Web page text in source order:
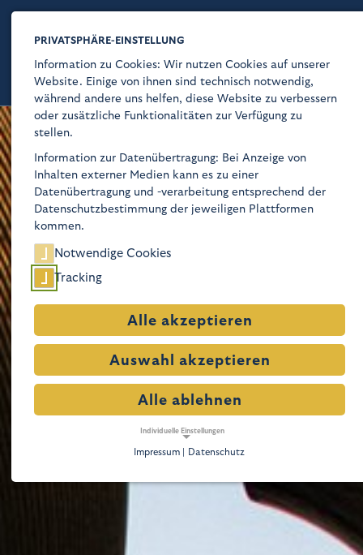
Kaiser-Wilhelm-Gedächtnis-Kirche
Über
Glaube
Programm
Besuch
Geschichte
PRIVATSPHÄRE-EINSTELLUNG
Information zu Cookies: Wir nutzen Cookies auf unserer
Website. Einige von ihnen sind technisch notwendig,
während andere uns helfen, diese Website zu verbessern
oder zusätzliche Funktionalitäten zur Verfügung zu
stellen.
Information zur Datenübertragung: Bei Anzeige von
Inhalten externer Medien kann es zu einer
Datenübertragung und -verarbeitung entsprechend der
Datenschutzbestimmung der jeweiligen Plattformen
kommen.
Notwendige Cookies
Tracking
Alle akzeptieren
Alle ablehnen
Auswahl akzeptieren
Individuelle Einstellungen
Funktionen und sind für die einwandfreie Funktion der
Impressum | Datenschutz